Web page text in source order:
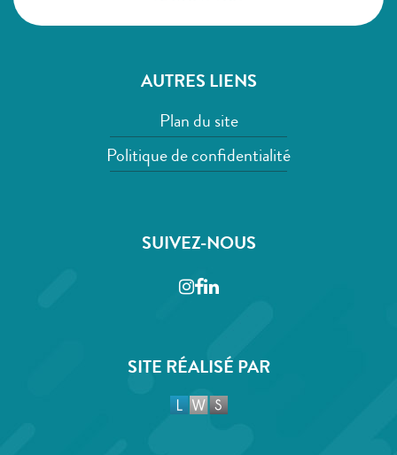
AUTRES LIENS
Plan du site
Politique de confidentialité
SUIVEZ-NOUS
Instagram
Facebook
LinkedIn
SITE RÉALISÉ PAR